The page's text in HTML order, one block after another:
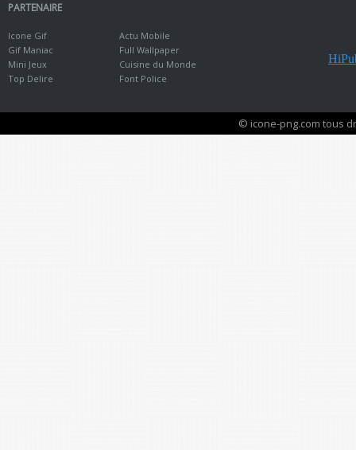
PARTENAIRE
Icone Gif
Gif Maniac
Mini Jeux
Top Delire
Actu Mobile
Full Wallpaper
Cuisine du Monde
Font Police
© icone-png.com tous